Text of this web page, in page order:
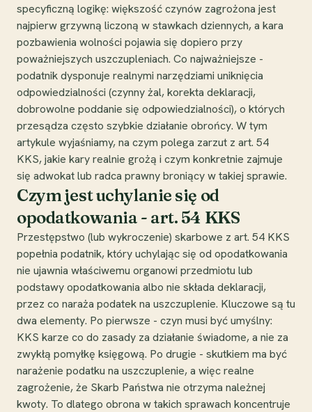
specyficzną logikę: większość czynów zagrożona jest
najpierw grzywną liczoną w stawkach dziennych, a kara
pozbawienia wolności pojawia się dopiero przy
poważniejszych uszczupleniach. Co najważniejsze -
podatnik dysponuje realnymi narzędziami uniknięcia
odpowiedzialności (czynny żal, korekta deklaracji,
dobrowolne poddanie się odpowiedzialności), o których
przesądza często szybkie działanie obrońcy. W tym
artykule wyjaśniamy, na czym polega zarzut z art. 54
KKS, jakie kary realnie grożą i czym konkretnie zajmuje
się adwokat lub radca prawny broniący w takiej sprawie.
Czym jest uchylanie się od
opodatkowania - art. 54 KKS
Przestępstwo (lub wykroczenie) skarbowe z art. 54 KKS
popełnia podatnik, który uchylając się od opodatkowania
nie ujawnia właściwemu organowi przedmiotu lub
podstawy opodatkowania albo nie składa deklaracji,
przez co naraża podatek na uszczuplenie. Kluczowe są tu
dwa elementy. Po pierwsze - czyn musi być umyślny:
KKS karze co do zasady za działanie świadome, a nie za
zwykłą pomyłkę księgową. Po drugie - skutkiem ma być
narażenie podatku na uszczuplenie, a więc realne
zagrożenie, że Skarb Państwa nie otrzyma należnej
kwoty. To dlatego obrona w takich sprawach koncentruje